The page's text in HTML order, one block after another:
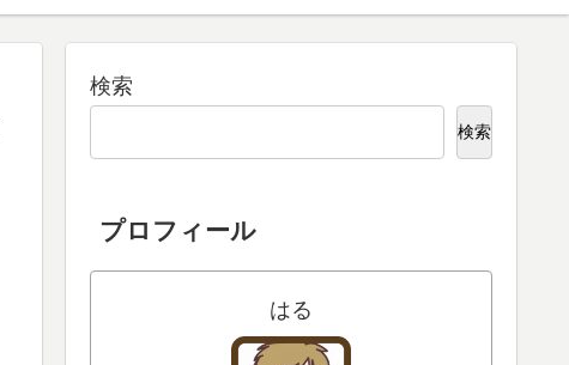
検索
検索
プロフィール
はる